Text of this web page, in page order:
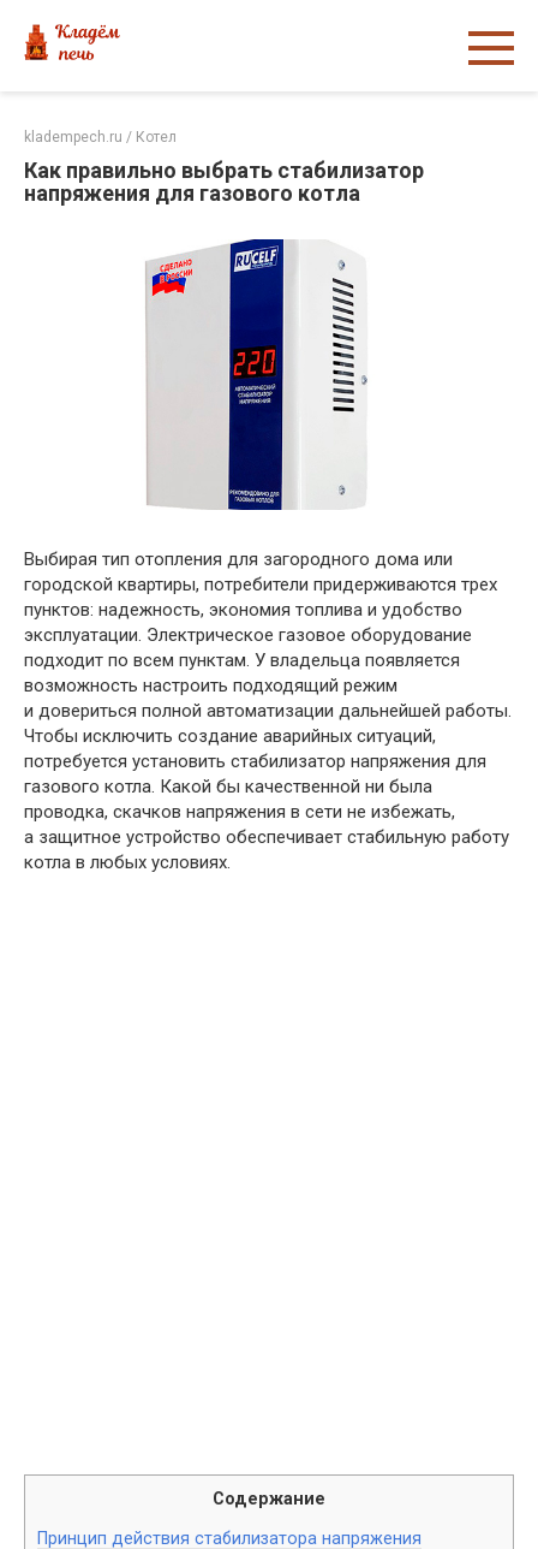
контенту
kladempech.ru / Котел
Как правильно выбрать стабилизатор
напряжения для газового котла
Выбирая тип отопления для загородного дома или
городской квартиры, потребители придерживаются трех
пунктов: надежность, экономия топлива и удобство
эксплуатации. Электрическое газовое оборудование
подходит по всем пунктам. У владельца появляется
возможность настроить подходящий режим
и довериться полной автоматизации дальнейшей работы.
Чтобы исключить создание аварийных ситуаций,
потребуется установить стабилизатор напряжения для
газового котла. Какой бы качественной ни была
проводка, скачков напряжения в сети не избежать,
а защитное устройство обеспечивает стабильную работу
котла в любых условиях.
Содержание
Принцип действия стабилизатора напряжения